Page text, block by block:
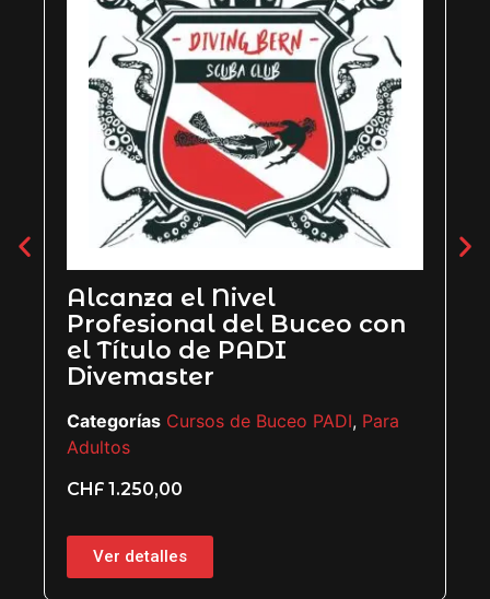
Alcanza el Nivel
Profesional del Buceo con
el Título de PADI
Divemaster
Categorías Cursos de Buceo PADI,Para
1.250,00
Ver detalles